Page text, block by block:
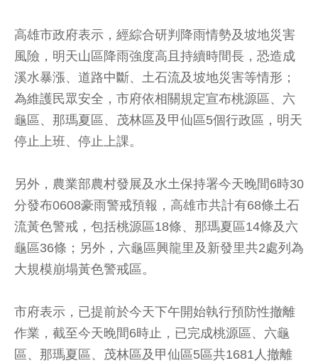
高雄市政府表示，經綜合研判降雨情勢及坡地災害
風險，明天山區降雨強度高且持續時間長，恐造成
溪水暴漲、道路中斷、土石流及坡地災害等情形；
為維護民眾安全，市府依相關規定宣布桃源區、六
龜區、那瑪夏區、茂林區及甲仙區5個行政區，明天
停止上班、停止上課。
另外，農業部農村發展及水土保持署今天晚間6時30
分發布0608豪雨警戒預報，高雄市共計有68條土石
流黃色警戒，包括桃源區18條、那瑪夏區14條及六
龜區36條；另外，六龜區興龍里及新發里共2處列為
大規模崩塌黃色警戒區。
市府表示，已提前於今天下午開始執行預防性撤離
作業，截至今天晚間6時止，已完成桃源區、六龜
區、那瑪夏區、茂林區及甲仙區5區共1681人撤離